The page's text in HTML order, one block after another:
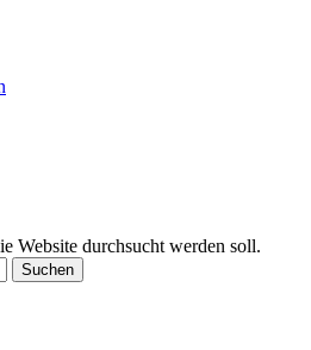
Website durchsucht werden soll.
Suchen